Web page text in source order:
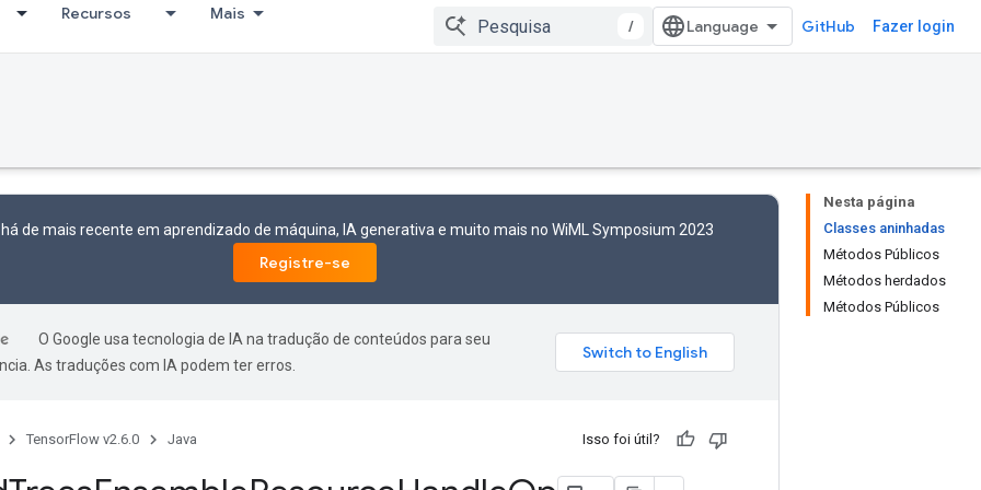
Recursos Mais
/ GitHub Fazer login
Nesta página
Classes aninhadas
Métodos Públicos
Métodos herdados
Métodos Públicos
de mais recente em aprendizado de máquina, IA generativa e muito mais no WiML Symposium 2023
Registre-se
O Google usa tecnologia de IA na tradução de conteúdos para seu
As traduções com IA podem ter erros.
TensorFlow v2.6.0 Java Isso foi útil?